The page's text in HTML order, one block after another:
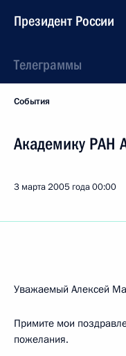
Президент России
Телеграммы
События
Академику РАН
3 марта 2005 года00:00
Уважаемый Алексей
Примите мои
пожелания.